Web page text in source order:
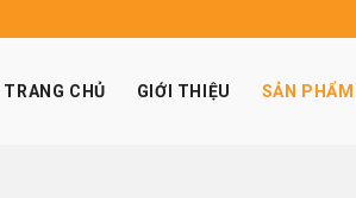
TRANG CHỦ GIỚI THIỆU SẢN PHẨM